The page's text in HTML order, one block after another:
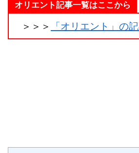
オリエント記事一覧はここから
＞＞＞ 「オリエント」の